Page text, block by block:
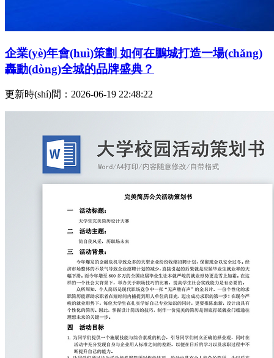
企業(yè)年會(huì)策劃 如何在鵬城打造一場(chǎng)
轟動(dòng)全城的品牌盛典？
更新時(shí)間：2026-06-19 22:48:22